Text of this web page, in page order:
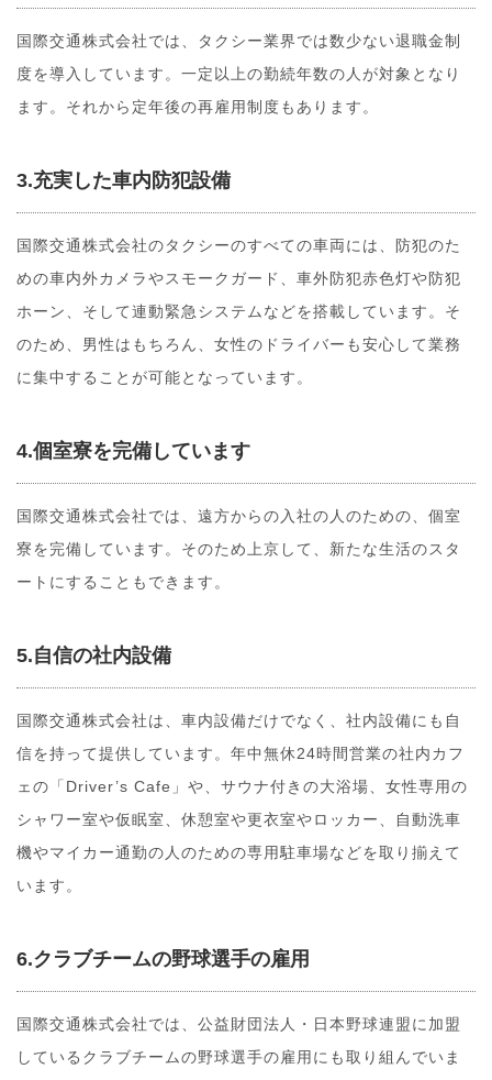
国際交通株式会社では、タクシー業界では数少ない退職金制
度を導入しています。一定以上の勤続年数の人が対象となり
ます。それから定年後の再雇用制度もあります。
3.充実した車内防犯設備
国際交通株式会社のタクシーのすべての車両には、防犯のた
めの車内外カメラやスモークガード、車外防犯赤色灯や防犯
ホーン、そして連動緊急システムなどを搭載しています。そ
のため、男性はもちろん、女性のドライバーも安心して業務
に集中することが可能となっています。
4.個室寮を完備しています
国際交通株式会社では、遠方からの入社の人のための、個室
寮を完備しています。そのため上京して、新たな生活のスタ
ートにすることもできます。
5.自信の社内設備
国際交通株式会社は、車内設備だけでなく、社内設備にも自
信を持って提供しています。年中無休24時間営業の社内カフ
ェの「Driver’s Cafe」や、サウナ付きの大浴場、女性専用の
シャワー室や仮眠室、休憩室や更衣室やロッカー、自動洗車
機やマイカー通勤の人のための専用駐車場などを取り揃えて
います。
6.クラブチームの野球選手の雇用
国際交通株式会社では、公益財団法人・日本野球連盟に加盟
しているクラブチームの野球選手の雇用にも取り組んでいま